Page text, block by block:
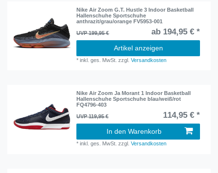
Nike Air Zoom G.T. Hustle 3 Indoor Basketball
Hallenschuhe Sportschuhe
anthrazit/grau/orange FV5953-001
UVP 199,95 €
ab 194,95 € *
Artikel anzeigen
*inkl. ges. MwSt. zzgl.Versandkosten
Nike Air Zoom Ja Morant 1 Indoor Basketball
Hallenschuhe Sportschuhe blau/weiß/rot
FQ4796-403
UVP 119,95 €
114,95 € *
In den Warenkorb
*inkl. ges. MwSt. zzgl.Versandkosten